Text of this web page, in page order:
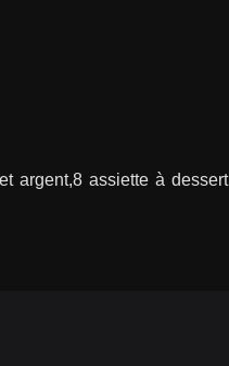
argent,8 assiette à dessert